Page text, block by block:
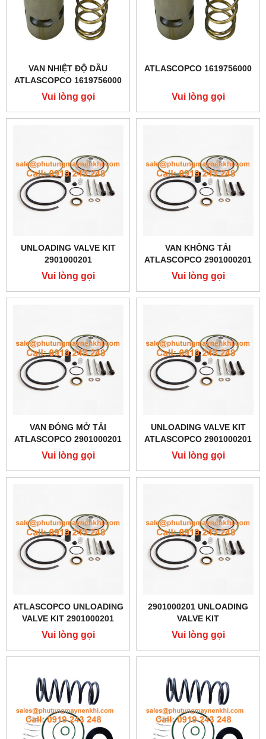
VAN NHIỆT ĐỘ DẦU
ATLASCOPCO 1619756000
Vui lòng gọi
ATLASCOPCO 1619756000
Vui lòng gọi
UNLOADING VALVE KIT
2901000201
Vui lòng gọi
VAN KHÔNG TẢI
ATLASCOPCO 2901000201
Vui lòng gọi
VAN ĐÓNG MỞ TẢI
ATLASCOPCO 2901000201
Vui lòng gọi
UNLOADING VALVE KIT
ATLASCOPCO 2901000201
Vui lòng gọi
ATLASCOPCO UNLOADING
VALVE KIT 2901000201
Vui lòng gọi
2901000201 UNLOADING
VALVE KIT
Vui lòng gọi